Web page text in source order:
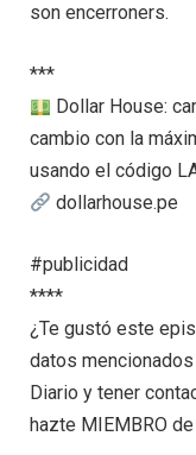
son encerroners.
***
Dollar House:
cambio con la
usando el código
dollarhouse.pe
#publicidad
****
¿Te gustó este
datos
Diario y tener
hazte MIEMBRO